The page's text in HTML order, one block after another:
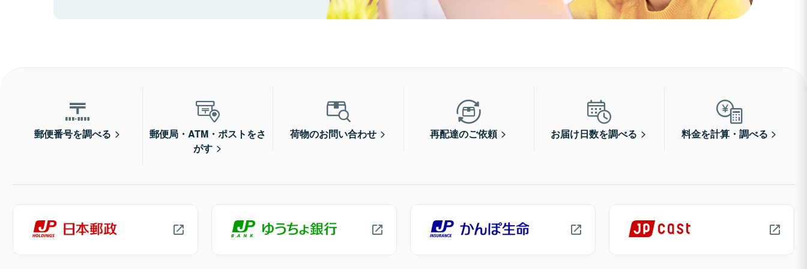
郵便番号を調べる
郵便局・ATM・ポストをさ
がす
荷物のお問い合わせ 再配達のご依頼 お届け日数を調べる 料金を計算・調べる